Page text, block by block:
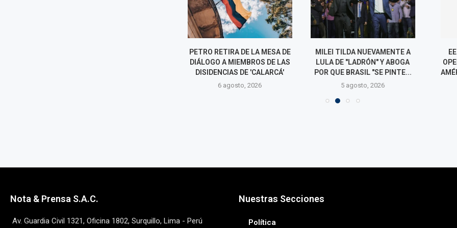
PETRO RETIRA DE LA MESA DE
DIÁLOGO A MIEMBROS DE LAS
DISIDENCIAS DE 'CALARCÁ'
6 agosto, 2026
MILEI TILDA NUEVAMENTE A
LULA DE "LADRÓN" Y ABOGA
POR QUE BRASIL "SE PINTE...
5 agosto, 2026
EE. UU.
OPERATIVA
AMÉRICA
5
Nota & Prensa S.A.C.
Av. Guardia Civil 1321, Oficina 1802, Surquillo, Lima - Perú
Nuestras Secciones
Política